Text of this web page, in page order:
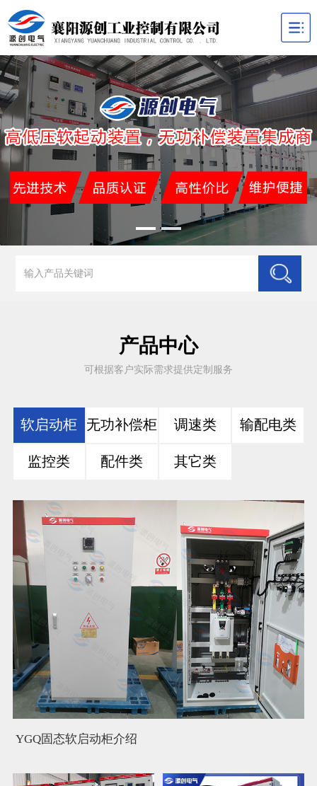
产品中心
可根据客户实际需求提供定制服务
软启动柜 无功补偿柜 调速类 输配电类
监控类 配件类 其它类
YGQ固态软启动柜介绍